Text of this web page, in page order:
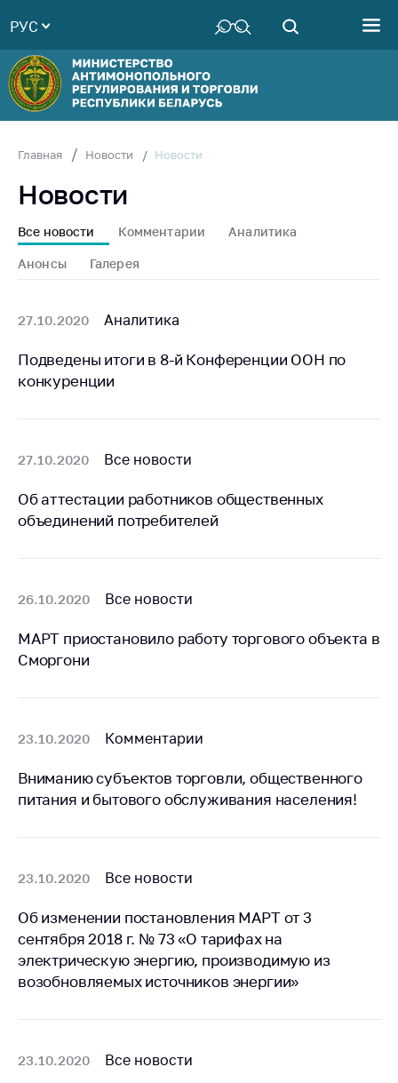
Руководство
Структура
Министерства
Территориальные
Законодательство
Антикоррупционная
деятельность
совет
Соискателям
Награждения
товарная биржа
жизнь
геральдические
5 лет МАРТ
Антимонопольное
регулирование и
конкуренция
контроль закупок
потребителей
Регулирование
рекламной
деятельности
РУС
Главная Новости Новости
Новости
Все новости Комментарии Аналитика
Анонсы Галерея
27.10.2020 Аналитика
Подведены итоги в 8-й Конференции ООН по
конкуренции
27.10.2020 Все новости
Об аттестации работников общественных
объединений потребителей
26.10.2020 Все новости
МАРТ приостановило работу торгового объекта в
Сморгони
23.10.2020 Комментарии
Вниманию субъектов торговли, общественного
питания и бытового обслуживания населения!
23.10.2020 Все новости
Об изменении постановления МАРТ от 3
сентября 2018 г. № 73 «О тарифах на
электрическую энергию, производимую из
возобновляемых источников энергии»
23.10.2020 Все новости